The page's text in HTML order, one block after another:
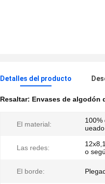
Detalles del producto
Resaltar: Envases de algodón
El material:
100%
ueado
Las redes:
o
El borde: